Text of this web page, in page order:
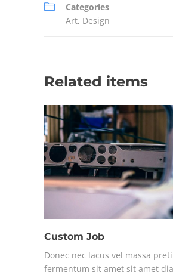
Categories
Art, Design
Related items
Custom Job
Donec nec lacus vel massa
fermentum sit amet sit amet